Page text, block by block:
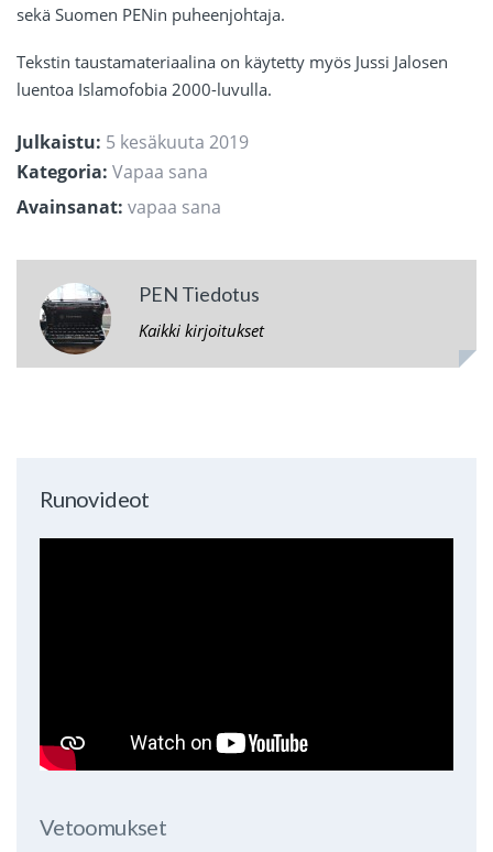
sekä Suomen PENin puheenjohtaja.
Tekstin taustamateriaalina on käytetty myös Jussi Jalosen
luentoa Islamofobia 2000-luvulla.
Julkaistu: 5 kesäkuuta 2019
Kategoria: Vapaa sana
Avainsanat: vapaa sana
PEN Tiedotus
Kaikki kirjoitukset
Runovideot
Vetoomukset